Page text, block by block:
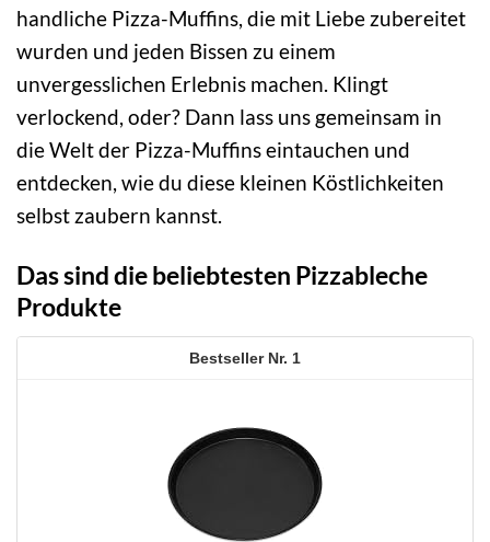
handliche Pizza-Muffins, die mit Liebe zubereitet
wurden und jeden Bissen zu einem
unvergesslichen Erlebnis machen. Klingt
verlockend, oder? Dann lass uns gemeinsam in
die Welt der Pizza-Muffins eintauchen und
entdecken, wie du diese kleinen Köstlichkeiten
selbst zaubern kannst.
Das sind die beliebtesten Pizzableche
Produkte
1